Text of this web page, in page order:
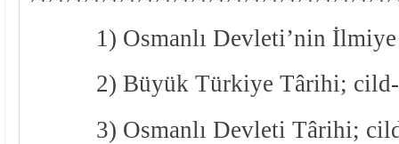
1) Osmanlı Devleti’nin
2) Büyük Türkiye Târihi;
3) Osmanlı Devleti Târihi;